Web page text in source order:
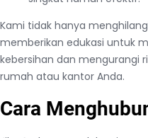
Kami tidak hanya
memberikan edukasi untuk
kebersihan dan mengurangi
rumah atau kantor Anda.
Cara